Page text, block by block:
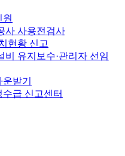
사 사용전검사
현황 신고
비 유지보수·관리자 선임
받기
급 신고센터